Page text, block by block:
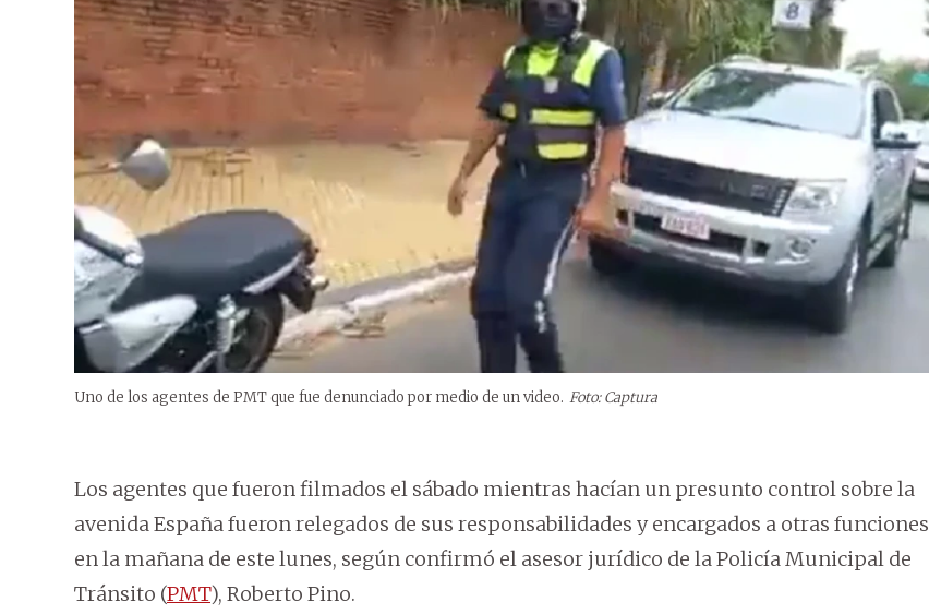
Uno de los agentes de PMT que fue denunciado por medio de un video. Foto: Captura
Los agentes que fueron filmados el sábado mientras hacían un presunto control sobre la
avenida España fueron relegados de sus responsabilidades y encargados a otras funciones
en la mañana de este lunes, según confirmó el asesor jurídico de la Policía Municipal de
Tránsito (PMT), Roberto Pino.